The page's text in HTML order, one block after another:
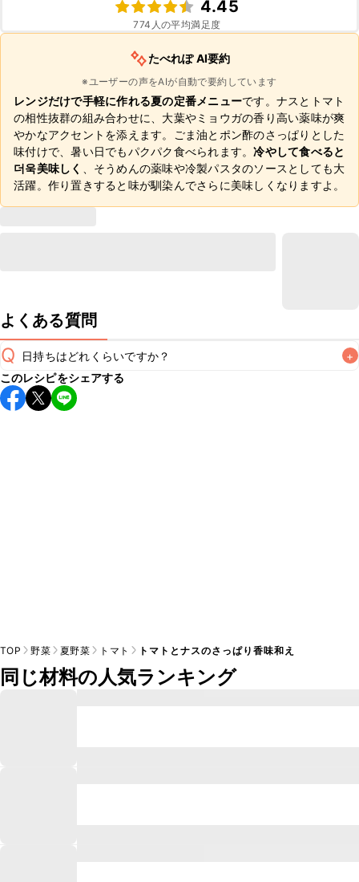
4.45
774 人の平均満足度
たべれぽ AI要約
※ユーザーの声をAIが自動で要約しています
レンジだけで手軽に作れる夏の定番メニューです。ナスとトマト
の相性抜群の組み合わせに、大葉やミョウガの香り高い薬味が爽
やかなアクセントを添えます。ごま油とポン酢のさっぱりとした
味付けで、暑い日でもパクパク食べられます。冷やして食べると
더욱美味しく
、そうめんの薬味や冷製パスタのソースとしても大
活躍。作り置きすると味が馴染んでさらに美味しくなりますよ。
よくある質問
Q 日持ちはどれくらいですか？ +
保存期間は冷蔵で当日中が目安です。なるべくお早めにお召
し上がりください。
このレシピをシェアする
TOP 野菜 夏野菜 トマト トマトとナスのさっぱり香味和え
同じ材料の人気ランキング